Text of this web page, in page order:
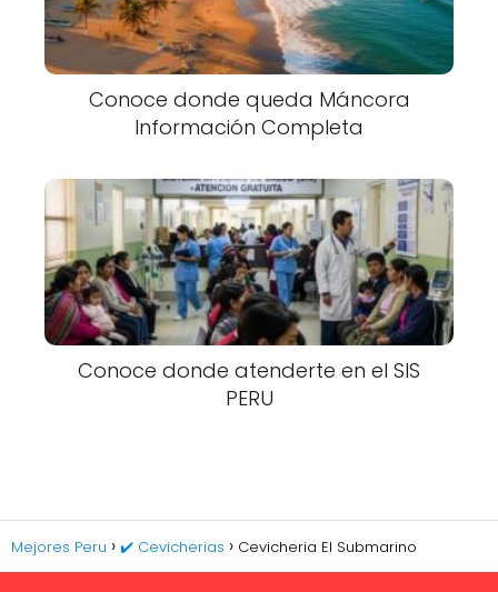
Conoce donde queda Máncora
Información Completa
Conoce donde atenderte en el SIS
PERU
Mejores Peru ✔️ Cevicherias Cevicheria El Submarino